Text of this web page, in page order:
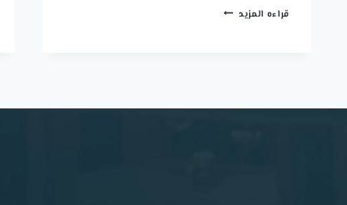
قراءه المزيد مظلات